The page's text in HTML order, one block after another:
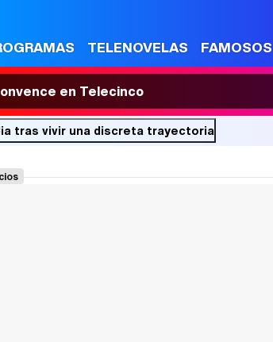
TELENOVELAS FAMOSOS
en Telecinco
tras vivir una discreta trayectoria